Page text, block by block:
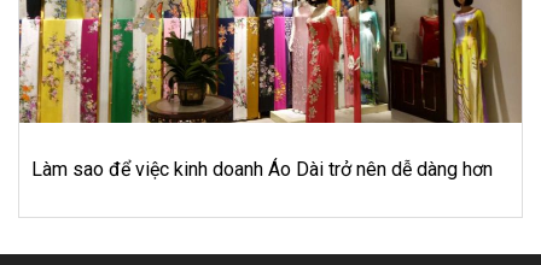
dễ dàng hơn 12 yếu tố bán hàng hiệu quả trên sàn